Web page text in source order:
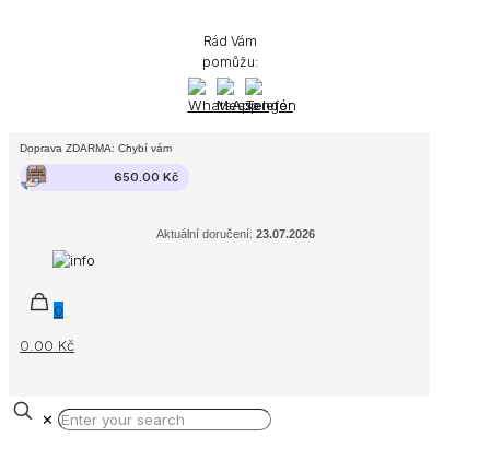
Rád Vám
pomůžu:
Doprava ZDARMA: Chybí vám
650.00 Kč
Aktuální doručení: 23.07.2026
0
0.00 Kč
✕